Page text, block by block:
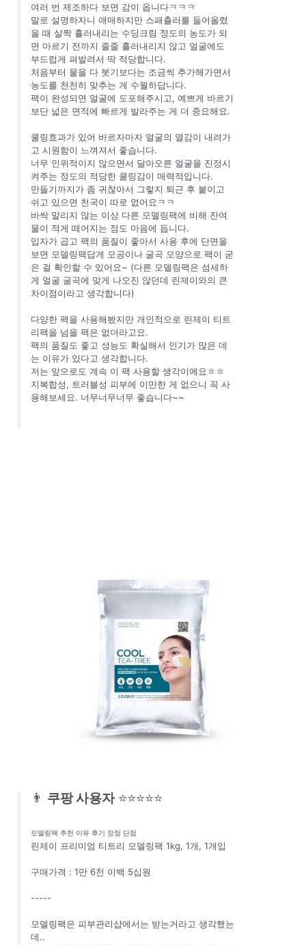
여러 번 제조하다 보면 감이 옵니다ㅋㅋㅋ
말로 설명하자니 애매하지만 스패츌러를 들어올렸
을 때 살짝 흘러내리는 수딩크림 정도의 농도가 되
면 마르기 전까지 줄줄 흘러내리지 않고 얼굴에도
부드럽게 펴발려서 딱 적당합니다.
처음부터 물을 다 붓기보다는 조금씩 추가해가면서
농도를 천천히 맞추는 게 수월하답니다.
팩이 완성되면 얼굴에 도포해주시고, 예쁘게 바르기
보단 넓은 면적에 빠르게 발라주는 게 더 중요해요.
쿨링효과가 있어 바르자마자 얼굴의 열감이 내려가
고 시원함이 느껴져서 좋습니다.
너무 인위적이지 않으면서 달아오른 얼굴을 진정시
켜주는 정도의 적당한 쿨링감이 매력적입니다.
만들기까지가 좀 귀찮아서 그렇지 퇴근 후 붙이고
쉬고 있으면 천국이 따로 없어요ㅋㅋ
바싹 말리지 않는 이상 다른 모델링팩에 비해 잔여
물이 적게 떼어지는 점도 마음에 듭니다.
입자가 곱고 팩의 품질이 좋아서 사용 후에 단면을
보면 모델링팩답게 모공이나 굴곡 모양으로 팩이 굳
은 걸 확인할 수 있어요~ (다른 모델링팩은 섬세하
게 얼굴 굴곡에 맞게 나오진 않던데 린제이와의 큰
차이점이라고 생각합니다)
다양한 팩을 사용해봤지만 개인적으로 린제이 티트
리팩을 넘을 팩은 없더라고요.
팩의 품질도 좋고 성능도 확실해서 인기가 많은 데
는 이유가 있다고 생각합니다.
저는 앞으로도 계속 이 팩 사용할 생각이에요ㅎㅎ
지복합성, 트러블성 피부에 이만한 게 없으니 꼭 사
용해보세요. 너무너무너무 좋습니다~~
👨 쿠팡 사용자 ⭐⭐⭐⭐⭐
모델링팩 추천 이유 후기 장점 단점
린제이 프리미엄 티트리 모델링팩 1kg, 1개, 1개입
구매가격 : 1만 6천 이백 5십원
-----
모델링팩은 피부관리샵에서는 받는거라고 생각했는
데..